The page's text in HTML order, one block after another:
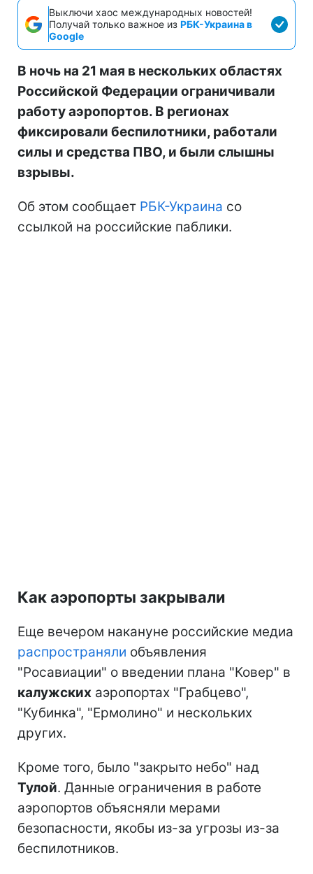
Выключи хаос международных новостей!
Получай только важное из РБК-Украина в
Google
В ночь на 21 мая в нескольких областях
Российской Федерации ограничивали
работу аэропортов. В регионах
фиксировали беспилотники, работали
силы и средства ПВО, и были слышны
взрывы.
Об этом сообщает РБК-Украина со
ссылкой на российские паблики.
Как аэропорты закрывали
Еще вечером накануне российские медиа
распространяли объявления
"Росавиации" о введении плана "Ковер" в
калужских аэропортах "Грабцево",
"Кубинка", "Ермолино" и нескольких
других.
Кроме того, было "закрыто небо" над
Тулой. Данные ограничения в работе
аэропортов объясняли мерами
безопасности, якобы из-за угрозы из-за
беспилотников.